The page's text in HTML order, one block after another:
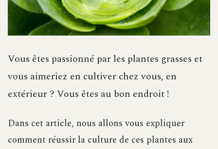
Vous êtes passionné par les plantes grasses et
vous aimeriez en cultiver chez vous, en
extérieur ? Vous êtes au bon endroit !
Dans cet article, nous allons vous expliquer
comment réussir la culture de ces plantes aux